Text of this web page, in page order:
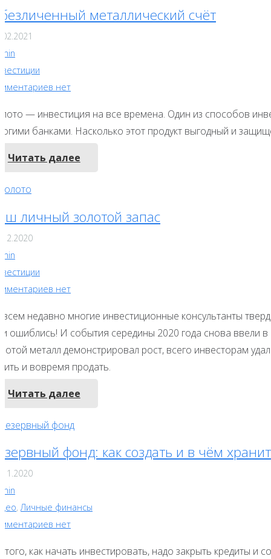
металлический счёт
нет
— инвестиция на все времена. Один из способов
банками. Насколько этот продукт выгодный и
Читать далее
личный золотой запас
нет
недавно многие инвестиционные консультанты
ошиблись! И события середины 2020 года снова ввели
металл демонстрировал рост, всего инвесторам
и вовремя продать.
Читать далее
фонд: как создать и в чём
,Личные финансы
нет
того, как начать инвестировать, надо закрыть кредиты и